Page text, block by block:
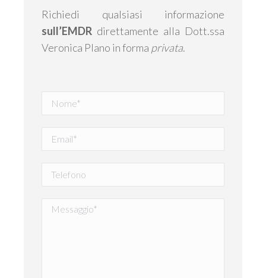
Richiedi qualsiasi informazione
sull’EMDR direttamente alla Dott.ssa
Veronica Plano in forma privata.